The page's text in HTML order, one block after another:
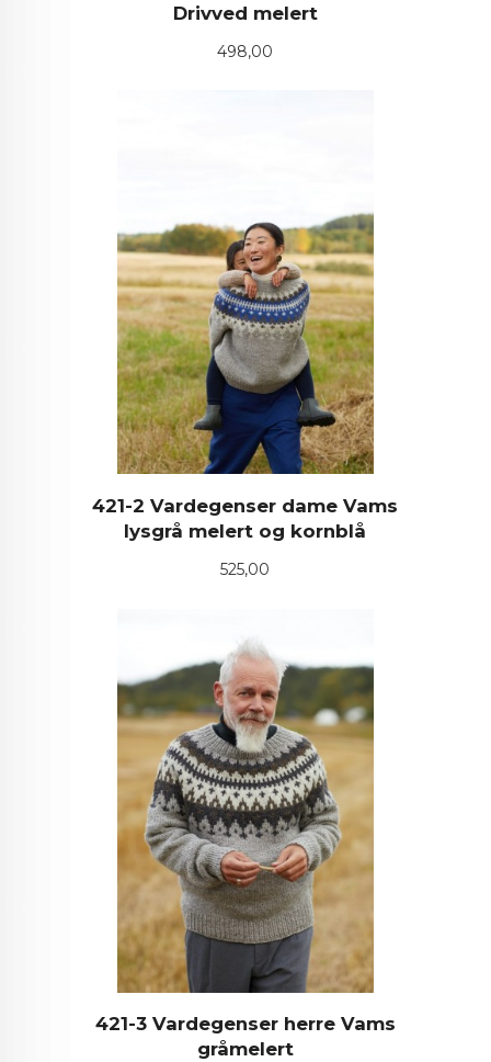
Drivved melert
Pris
498,00
421-2 Vardegenser dame Vams
lysgrå melert og kornblå
Pris
525,00
421-3 Vardegenser herre Vams
gråmelert